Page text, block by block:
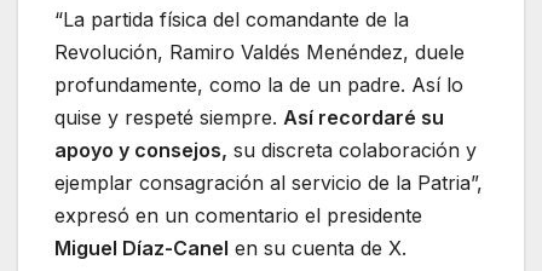
“La partida física del comandante de la
Revolución, Ramiro Valdés Menéndez, duele
profundamente, como la de un padre. Así lo
quise y respeté siempre. Así recordaré su
apoyo y consejos, su discreta colaboración y
ejemplar consagración al servicio de la Patria”,
expresó en un comentario el presidente
Miguel Díaz-Canel en su cuenta de X.